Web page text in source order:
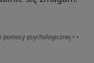
psychologicznej • •